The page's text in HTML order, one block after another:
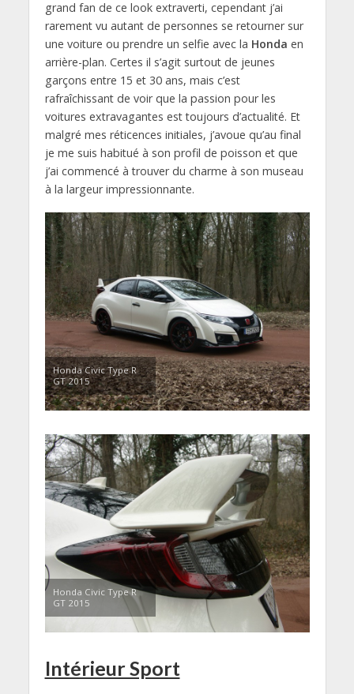
grand fan de ce look extraverti, cependant j’ai
rarement vu autant de personnes se retourner sur
une voiture ou prendre un selfie avec la Honda en
arrière-plan. Certes il s’agit surtout de jeunes
garçons entre 15 et 30 ans, mais c’est
rafraîchissant de voir que la passion pour les
voitures extravagantes est toujours d’actualité. Et
malgré mes réticences initiales, j’avoue qu’au final
je me suis habitué à son profil de poisson et que
j’ai commencé à trouver du charme à son museau
à la largeur impressionnante.
Honda Civic Type R
GT 2015
Honda Civic Type R
GT 2015
Intérieur Sport